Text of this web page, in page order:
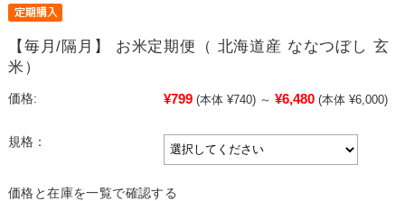
【毎月/隔月】 お米定期便（ 北海道産 ななつぼし 玄
米）
価格: ¥799 (本体 ¥740) ～ ¥6,480 (本体 ¥6,000)
規格：
価格と在庫を一覧で確認する